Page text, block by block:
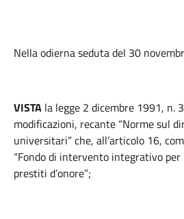
Nella odierna seduta del 30
VISTA la legge 2 dicembre 1991, n.
modificazioni, recante “Norme sul
universitari” che, all’articolo 16,
“Fondo di intervento integrativo per
prestiti d’onore”;